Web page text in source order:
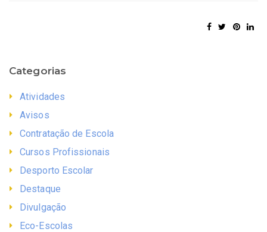
Categorias
Atividades
Avisos
Contratação de Escola
Cursos Profissionais
Desporto Escolar
Destaque
Divulgação
Eco-Escolas